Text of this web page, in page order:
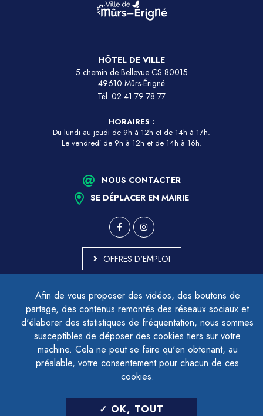
Afin de vous proposer des vidéos, des boutons de
partage, des contenus remontés des réseaux sociaux et
d'élaborer des statistiques de fréquentation, nous sommes
susceptibles de déposer des cookies tiers sur votre
machine. Cela ne peut se faire qu'en obtenant, au
préalable, votre consentement pour chacun de ces
cookies.
OK, TOUT
HÔTEL DE VILLE
5 chemin de Bellevue CS 80015
49610 Mûrs-Érigné
Tél. 02 41 79 78 77
HORAIRES :
Du lundi au jeudi de 9h à 12h et de 14h à 17h.
Le vendredi de 9h à 12h et de 14h à 16h.
NOUS CONTACTER
SE DÉPLACER EN MAIRIE
OFFRES D'EMPLOI
ACCESSIBILITÉ - PARTIELLEMENT CONFORME
PLAN DU SITE
MENTIONS LÉGALES
CONTACTER LE DÉLÉGUÉ À LA PROTECTION DES DONNÉES
GESTION DES COOKIES
LETTRE D'INFORMATION